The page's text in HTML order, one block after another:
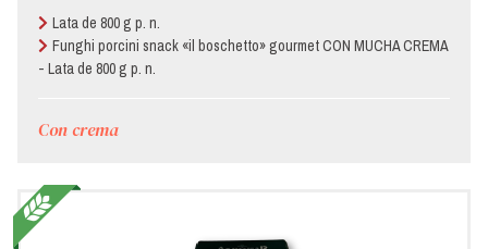
Lata de 800 g p. n.
Funghi porcini snack «il boschetto» gourmet CON MUCHA CREMA
- Lata de 800 g p. n.
Con crema